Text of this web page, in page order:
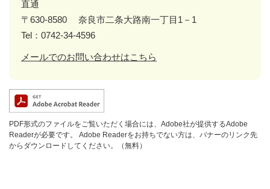
直通
〒630-8580
奈良市二条大路南一丁目1－1
Tel：0742-34-4596
メールでのお問い合わせはこちら
PDF形式のファイルをご覧いただく場合には、Adobe社が提供するAdobe
Readerが必要です。
Adobe Readerをお持ちでない方は、バナーのリンク先
からダウンロードしてください。（無料）